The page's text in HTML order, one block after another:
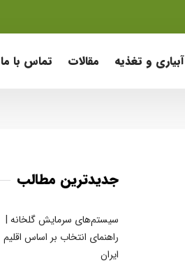
آبیاری و تغذیه مقالات تماس با ما
جدیدترین مطالب
سیستم‌های سرمایش گلخانه |
راهنمای انتخاب بر اساس اقلیم
ایران